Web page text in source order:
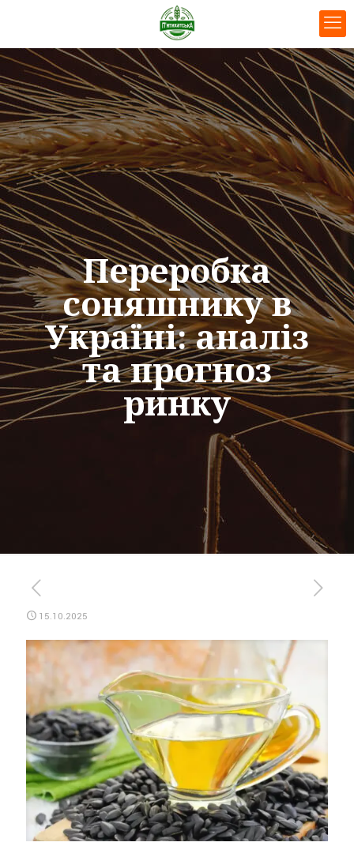
Переробка
соняшнику в
Україні: аналіз
та прогноз
ринку
15.10.2025